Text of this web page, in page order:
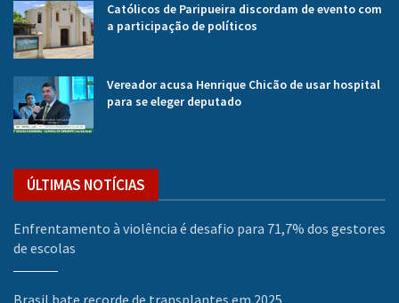
Católicos de Paripueira discordam de evento com
a participação de políticos
Vereador acusa Henrique Chicão de usar hospital
para se eleger deputado
ÚLTIMAS NOTÍCIAS
Enfrentamento à violência é desafio para 71,7% dos gestores
de escolas
Brasil bate recorde de transplantes em 2025